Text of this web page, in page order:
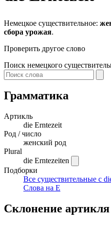
Немецкое существительное:
сбора урожая.
Проверить другое слово
Поиск немецкого
Грамматика
Артикль
die Erntezeit
Род / число
женский род
Plural
die Erntezeiten
Подборки
Все существительные с
Слова на E
Склонение артикля